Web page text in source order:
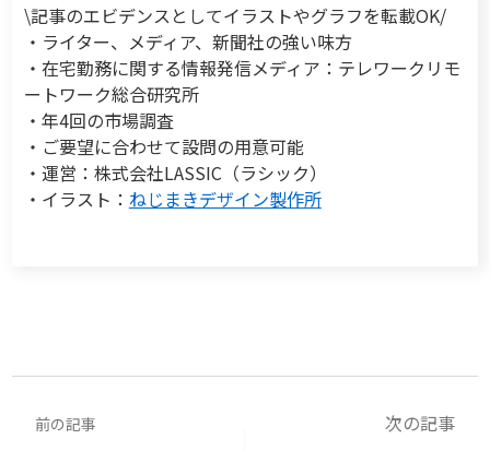
\記事のエビデンスとしてイラストやグラフを転載OK/
・ライター、メディア、新聞社の強い味方
・在宅勤務に関する情報発信メディア：テレワークリモ
ートワーク総合研究所
・年4回の市場調査
・ご要望に合わせて設問の用意可能
・運営：株式会社LASSIC（ラシック）
・イラスト： ねじまきデザイン製作所
前の記事 次の記事